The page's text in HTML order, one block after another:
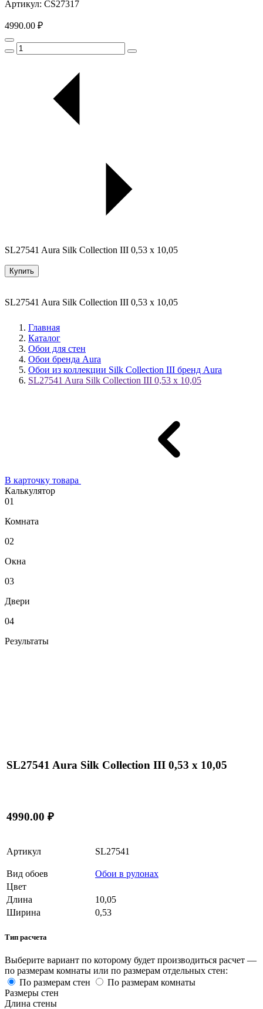
Артикул: CS27317
4990.00 ₽
SL27541 Aura Silk Collection III 0,53 x 10,05
Купить
SL27541 Aura Silk Collection III 0,53 x 10,05
Главная
Каталог
Обои для стен
Обои бренда Aura
Обои из коллекции Silk Collection III бренд Aura
SL27541 Aura Silk Collection III 0,53 x 10,05
В карточку товара
Калькулятор
01
Комната
02
Окна
03
Двери
04
Результаты
SL27541 Aura Silk Collection III 0,53 x 10,05
4990.00 ₽
Артикул SL27541
Вид обоев
Обои в рулонах
Цвет
Длина
10,05
Ширина
0,53
Тип расчета
Выберите вариант по которому будет производиться расчет —
по размерам комнаты или по размерам отдельных стен:
По размерам стен
По размерам комнаты
Размеры стен
Длина стены